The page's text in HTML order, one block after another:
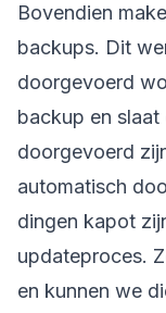
Bovendien
backups. Dit
doorgevoerd
backup en
doorgevoerd
automatisch
dingen kapot
updateproces.
en kunnen we